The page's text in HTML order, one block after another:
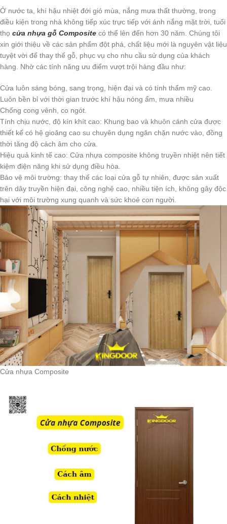
Ở nước ta, khí hậu nhiệt đới gió mùa, nắng mưa thất thường, trong
điều kiện trong nhà không tiếp xúc trực tiếp với ánh nắng mặt trời, tuổi
thọ cửa nhựa gỗ Composite có thể lên đến hơn 30 năm. Chúng tôi
xin giới thiệu về các sản phẩm đột phá, chất liệu mới là nguyên vật liệu
tuyệt vời để thay thế gỗ, phục vụ cho nhu cầu sử dụng của khách
hàng. Nhờ các tính năng ưu điểm vượt trội hàng đầu như:
Cửa luôn sáng bóng, sang trọng, hiện đại và có tính thẩm mỹ cao.
Luôn bền bỉ với thời gian trước khí hậu nóng ẩm, mưa nhiều
Chống cong vênh, co ngót.
Tính chịu nước, độ kín khít cao: Khung bao và khuôn cánh cửa được
thiết kế có hệ gioăng cao su chuyên dụng ngăn chặn nước vào, đồng
thời tăng độ cách âm cho cửa.
Hiệu quả kinh tế cao: Cửa nhựa composite không truyền nhiệt nên tiết
kiệm điện năng khi sử dụng điều hòa.
Bảo vệ môi trường: thay thế các loại cửa gỗ tự nhiên, được sản xuất
trên dây truyền hiện đại, công nghệ cao, nhiều tiện ích, không gây độc
hại với môi trường xung quanh và sức khoẻ con người.
Cửa nhựa Composite